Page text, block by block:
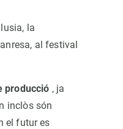
la
al festival
producció , ja
inclòs són
el futur es